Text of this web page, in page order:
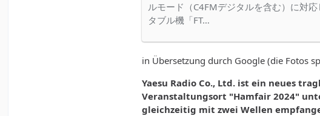
ルモード（C4FMデジタルを含む）に対
タブル機「FT…
in Übersetzung durch Google (die Fotos
Yaesu Radio Co., Ltd. ist ein neues
Veranstaltungsort "Hamfair 2024"
gleichzeitig mit zwei Wellen